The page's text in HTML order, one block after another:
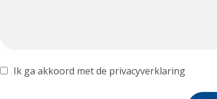
Ik ga akkoord met de privacyverklaring